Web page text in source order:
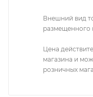
Внешний вид
размещенного
Цена
магазина и
розничных